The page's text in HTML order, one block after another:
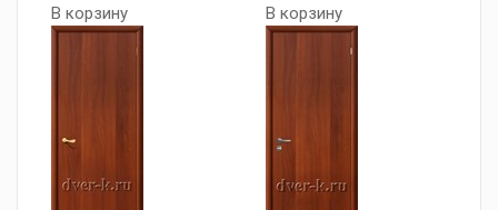
В корзину
В корзину